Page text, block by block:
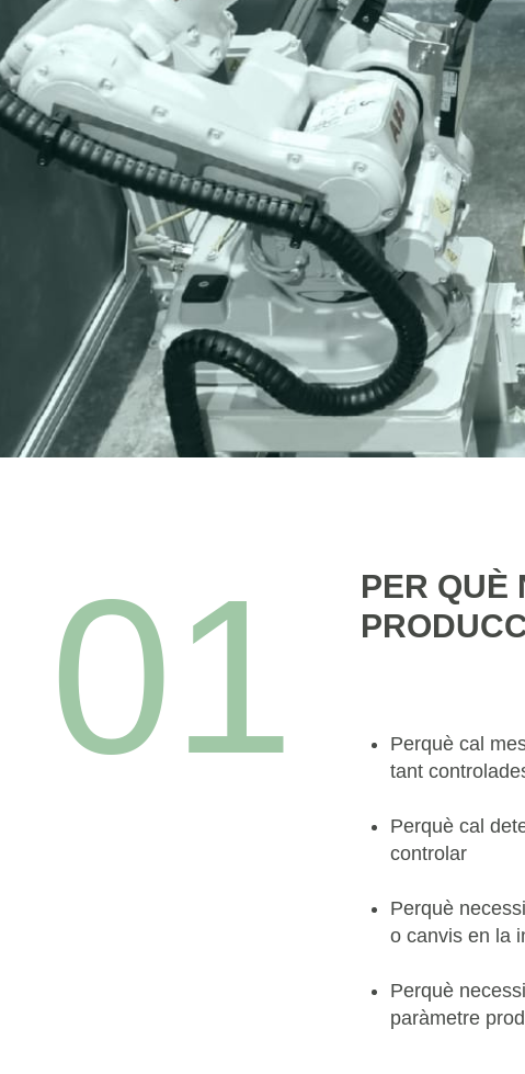
01
PER QUÈ
Perquè cal
tant
Perquè cal
controlar
Perquè
o canvis en la
Perquè
paràmetre